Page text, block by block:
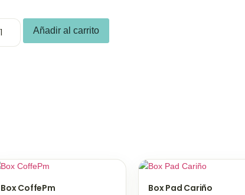
Añadir al carrito
Box CoffePm Box Pad Cariño